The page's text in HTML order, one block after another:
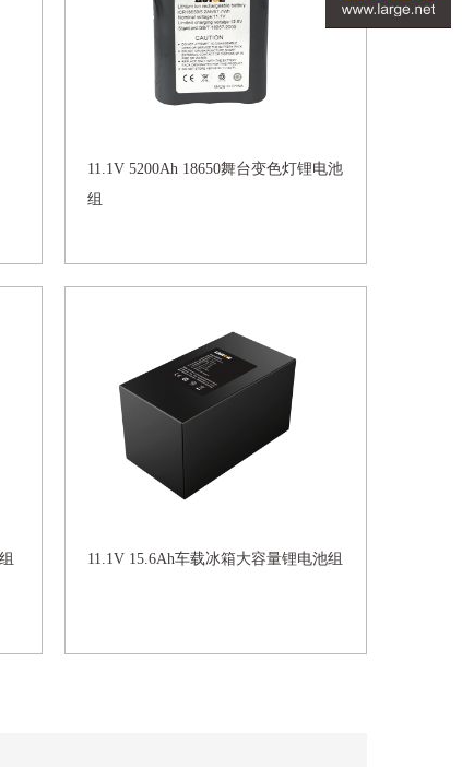
11.1V 5200Ah 18650舞台变色灯锂电池
组
11.1V 15.6Ah车载冰箱大容量锂电池组